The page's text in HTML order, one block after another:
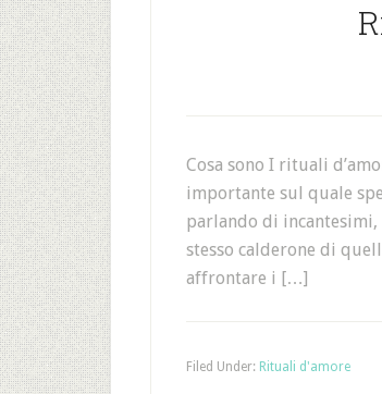
Cosa sono I rituali
importante sul quale
parlando di
stesso calderone di
affrontare i […]
Filed Under: Rituali d'amore